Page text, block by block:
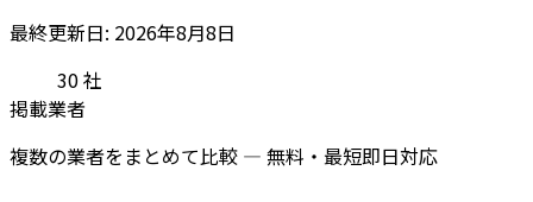
最終更新日: 2026年8月8日
30社
掲載業者
複数の業者をまとめて比較 — 無料・最短即日対応